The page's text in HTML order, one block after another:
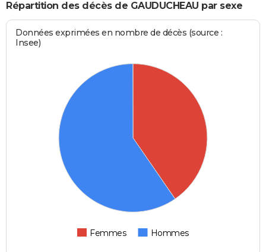
Répartition des décès de GAUDUCHEAU par sexe
Données exprimées en nombre de décès (source :
Insee)
Femmes Hommes